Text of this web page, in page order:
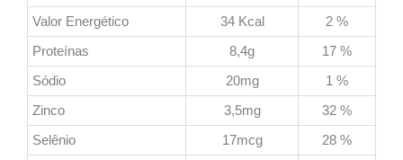
Valor Energético
34 Kcal
2 %
Proteínas
8,4g
17 %
Sódio
20mg
1 %
Zinco
3,5mg
32 %
Selênio
17mcg
28 %